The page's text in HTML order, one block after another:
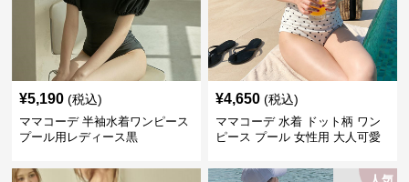
¥5,190 (税込)
ママコーデ 半袖水着ワンピース
プール用レディース黒
¥4,650 (税込)
ママコーデ 水着 ドット柄 ワン
ピース プール 女性用 大人可愛